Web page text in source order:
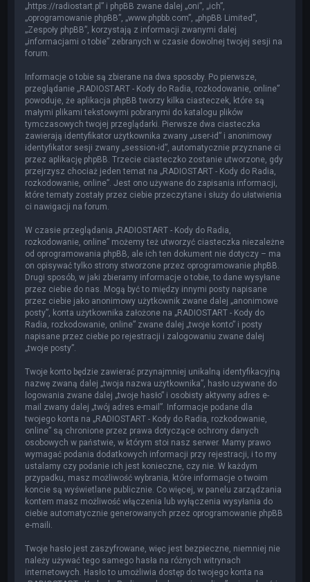
„https://radiostart.pl” i phpBB zwane dalej „oni”, „ich”,
„oprogramowanie phpBB”, „www.phpbb.com”, „phpBB Limited”,
„Zespoły phpBB”, korzystają z informacji zwanymi dalej
„informacjami o tobie” zebranych w czasie dowolnej twojej sesji na
forum.
Informacje o tobie są zbierane na dwa sposoby. Po pierwsze,
przeglądanie „RADIOSTART - Kody do Radia, rozkodowanie, online”
powoduje, że aplikacja phpBB tworzy kilka ciasteczek, które są
małymi plikami tekstowymi pobranymi do katalogu plików
tymczasowych twojej przeglądarki. Pierwsze dwa ciasteczka
zawierają identyfikator użytkownika zwany „user-id” i anonimowy
identyfikator sesji zwany „session-id”, automatycznie przyznane ci
przez aplikację phpBB. Trzecie ciasteczko zostanie utworzone, gdy
przejrzysz chociaż jeden temat na „RADIOSTART - Kody do Radia,
rozkodowanie, online”. Jest ono używane do zapisania informacji,
które tematy zostały przez ciebie przeczytane i służy do ułatwienia
ci nawigacji na forum.
W czasie przeglądania „RADIOSTART - Kody do Radia,
rozkodowanie, online” możemy też utworzyć ciasteczka niezależne
od oprogramowania phpBB, ale ich ten dokument nie dotyczy – ma
on opisywać tylko strony stworzone przez oprogramowanie phpBB.
Drugi sposób, w jaki zbieramy informacje o tobie, to dane wysyłane
przez ciebie do nas. Mogą być to między innymi posty napisane
przez ciebie jako anonimowy użytkownik zwane dalej „anonimowe
posty”, konta użytkownika założone na „RADIOSTART - Kody do
Radia, rozkodowanie, online” zwane dalej „twoje konto” i posty
napisane przez ciebie po rejestracji i zalogowaniu zwane dalej
„twoje posty”.
Twoje konto będzie zawierać przynajmniej unikalną identyfikacyjną
nazwę zwaną dalej „twoja nazwa użytkownika”, hasło używane do
logowania zwane dalej „twoje hasło” i osobisty aktywny adres e-
mail zwany dalej „twój adres e-mail”. Informacje podane dla
twojego konta na „RADIOSTART - Kody do Radia, rozkodowanie,
online” są chronione przez prawa dotyczące ochrony danych
osobowych w państwie, w którym stoi nasz serwer. Mamy prawo
wymagać podania dodatkowych informacji przy rejestracji, i to my
ustalamy czy podanie ich jest konieczne, czy nie. W każdym
przypadku, masz możliwość wybrania, które informacje o twoim
koncie są wyświetlane publicznie. Co więcej, w panelu zarządzania
kontem masz możliwość włączenia lub wyłączenia wysyłania do
ciebie automatycznie generowanych przez oprogramowanie phpBB
e-maili.
Twoje hasło jest zaszyfrowane, więc jest bezpieczne, niemniej nie
należy używać tego samego hasła na różnych witrynach
internetowych. Hasło to umożliwia dostęp do twojego konta na